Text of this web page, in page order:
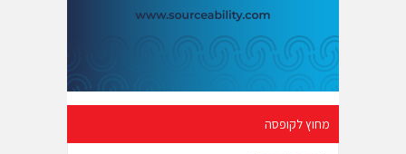
מחוץ לקופסה